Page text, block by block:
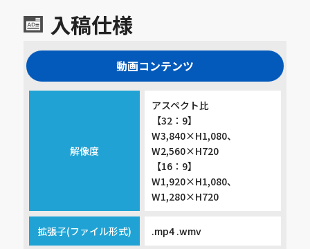
入稿仕様
動画コンテンツ
解像度
アスペクト比
【32：9】
W3,840×H1,080、
W2,560×H720
【16：9】
W1,920×H1,080、
W1,280×H720
拡張子(ファイル形式) .mp4 .wmv